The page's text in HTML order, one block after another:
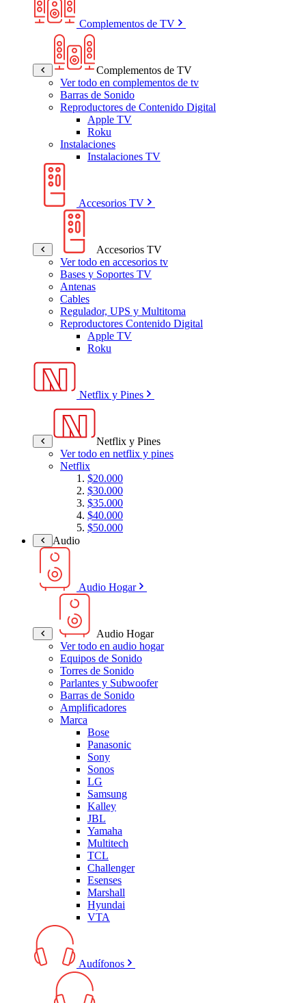
Complementos de TV
Complementos de TV
Ver todo en complementos de tv
Barras de Sonido
Reproductores de Contenido Digital
Apple TV
Roku
Instalaciones
Instalaciones TV
Accesorios TV
Accesorios TV
Ver todo en accesorios tv
Bases y Soportes TV
Antenas
Cables
Regulador, UPS y Multitoma
Reproductores Contenido Digital
Apple TV
Roku
Netflix y Pines
Netflix y Pines
Ver todo en netflix y pines
Netflix
$20.000
$30.000
$35.000
$40.000
$50.000
Audio
Audio Hogar
Audio Hogar
Ver todo en audio hogar
Equipos de Sonido
Torres de Sonido
Parlantes y Subwoofer
Barras de Sonido
Amplificadores
Marca
Bose
Panasonic
Sony
Sonos
LG
Samsung
Kalley
JBL
Yamaha
Multitech
TCL
Challenger
Esenses
Marshall
Hyundai
VTA
Audífonos